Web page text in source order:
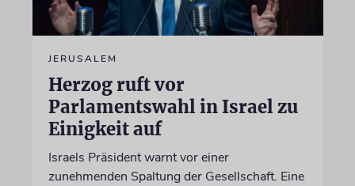
JERUSALEM
Herzog ruft vor
Parlamentswahl in Israel zu
Einigkeit auf
Israels Präsident warnt vor einer
zunehmenden Spaltung der Gesellschaft. Eine